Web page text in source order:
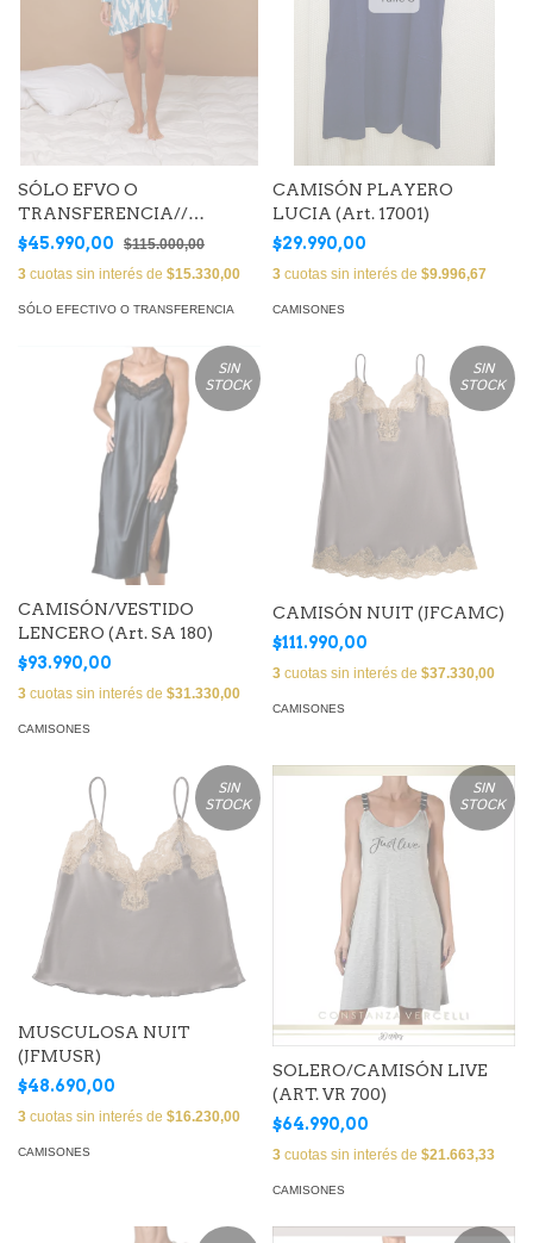
SÓLO EFVO O
TRANSFERENCIA//
CAMISÓN REMERÒN
I1025C )
$45.990,00
$115.000,00
3 cuotas sin interés de $15.330,00
SÓLO EFECTIVO O TRANSFERENCIA
CAMISÓN PLAYERO
LUCIA (Art. 17001)
$29.990,00
3 cuotas sin interés de $9.996,67
CAMISONES
SIN
STOCK
CAMISÓN/VESTIDO
LENCERO (Art. SA 180)
$93.990,00
3 cuotas sin interés de $31.330,00
CAMISONES
SIN
STOCK
CAMISÓN NUIT (JFCAMC)
$111.990,00
3 cuotas sin interés de $37.330,00
CAMISONES
SIN
STOCK
MUSCULOSA NUIT
(JFMUSR)
$48.690,00
3 cuotas sin interés de $16.230,00
CAMISONES
SIN
STOCK
SOLERO/CAMISÓN LIVE
(ART. VR 700)
$64.990,00
3 cuotas sin interés de $21.663,33
CAMISONES